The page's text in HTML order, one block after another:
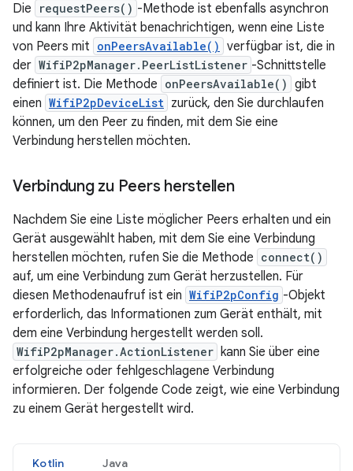
Die requestPeers() -Methode ist ebenfalls asynchron
und kann Ihre Aktivität benachrichtigen, wenn eine Liste
von Peers mit onPeersAvailable() verfügbar ist, die in
der WifiP2pManager.PeerListListener -Schnittstelle
definiert ist. Die Methode onPeersAvailable() gibt
einen WifiP2pDeviceList zurück, den Sie durchlaufen
können, um den Peer zu finden, mit dem Sie eine
Verbindung herstellen möchten.
Verbindung zu Peers herstellen
Nachdem Sie eine Liste möglicher Peers erhalten und ein
Gerät ausgewählt haben, mit dem Sie eine Verbindung
herstellen möchten, rufen Sie die Methode connect()
auf, um eine Verbindung zum Gerät herzustellen. Für
diesen Methodenaufruf ist ein WifiP2pConfig -Objekt
erforderlich, das Informationen zum Gerät enthält, mit
dem eine Verbindung hergestellt werden soll.
WifiP2pManager.ActionListener kann Sie über eine
erfolgreiche oder fehlgeschlagene Verbindung
informieren. Der folgende Code zeigt, wie eine Verbindung
zu einem Gerät hergestellt wird.
Kotlin Java